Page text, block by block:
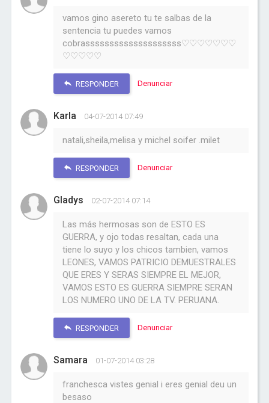
vamos gino asereto tu te salbas de la
sentencia tu puedes vamos
cobrassssssssssssssssssss♡♡♡♡♡♡♡
♡♡♡♡♡
RESPONDER Denunciar
Karla 04-07-2014 07:49
natali,sheila,melisa y michel soifer .milet
RESPONDER Denunciar
Gladys 02-07-2014 07:14
Las más hermosas son de ESTO ES
GUERRA, y ojo todas resaltan, cada una
tiene lo suyo y los chicos tambien, vamos
LEONES, VAMOS PATRICIO DEMUESTRALES
QUE ERES Y SERAS SIEMPRE EL MEJOR,
VAMOS ESTO ES GUERRA SIEMPRE SERAN
LOS NUMERO UNO DE LA TV. PERUANA.
RESPONDER Denunciar
Samara 01-07-2014 03:28
franchesca vistes genial i eres genial deu un
besaso